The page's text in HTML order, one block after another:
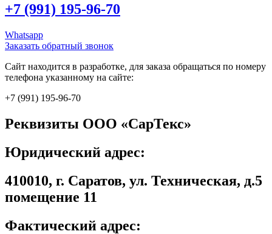
+7 (991) 195-96-70
Whatsapp
Заказать обратный звонок
Сайт находится в разработке, для заказа обращаться по номеру
телефона указанному на сайте:
+7 (991) 195-96-70
Реквизиты ООО «СарТекс»
Юридический адрес:
410010, г. Саратов, ул. Техническая, д.5
помещение 11
Фактический адрес: